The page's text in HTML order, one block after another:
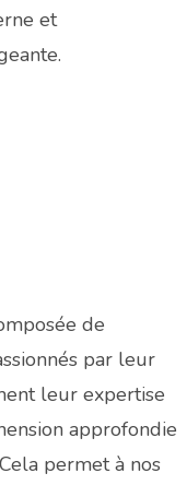
et
de
par leur
leur expertise
approfondie
permet à nos